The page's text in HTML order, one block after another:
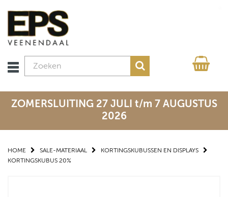
ZOMERSLUITING 27 JULI t/m 7 AUGUSTUS
2026
HOME SALE-MATERIAAL
KORTINGSKUBUSSEN EN DISPLAYS
KORTINGSKUBUS 20%